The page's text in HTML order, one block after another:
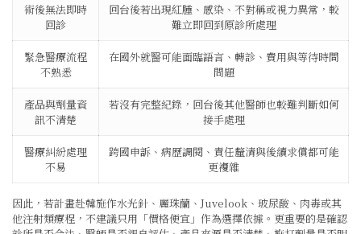
術後無法即時
回診
回台後若出現紅腫、感染、不對稱或視力異常，較
難立即回到原診所處理
緊急醫療流程
不熟悉
在國外就醫可能面臨語言、轉診、費用與等待時間
問題
產品與劑量資
訊不清楚
若沒有完整紀錄，回台後其他醫師也較難判斷如何
接手處理
醫療糾紛處理
不易
跨國申訴、病歷調閱、責任釐清與後續求償都可能
更複雜
因此，若計畫赴韓施作水光針、麗珠蘭、Juvelook、玻尿酸、肉毒或其
他注射類療程，不建議只用「價格便宜」作為選擇依據。更重要的是確認